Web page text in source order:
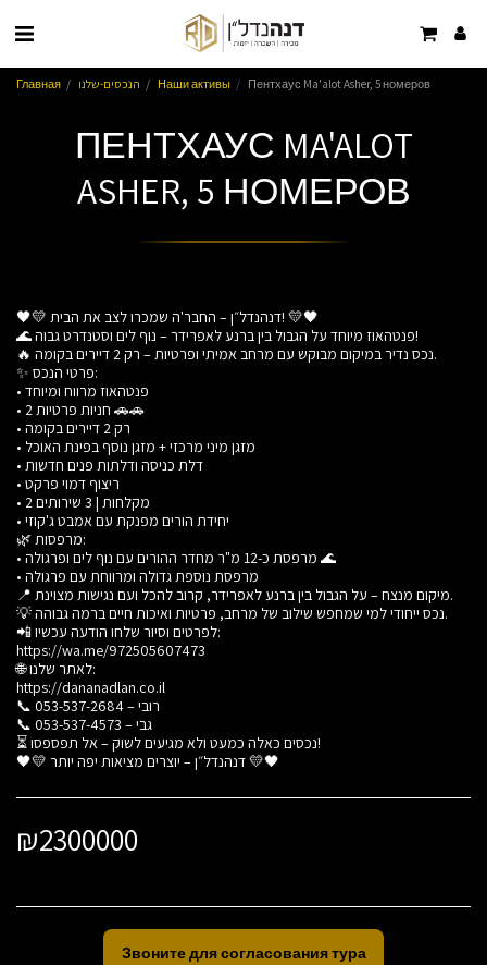
Главная הנכסים-שלנו Наши активы Пентхаус Ma'alot Asher, 5 номеров
ПЕНТХАУС MA'ALOT
ASHER, 5 НОМЕРОВ
🖤💛 דנהנדל״ן – החבר'ה שמכרו לצב את הבית! 💛🖤
🌊 פנטהאוז מיוחד על הגבול בין ברנע לאפרידר – נוף לים וסטנדרט גבוה!
🔥 נכס נדיר במיקום מבוקש עם מרחב אמיתי ופרטיות – רק 2 דיירים בקומה.
✨ פרטי הנכס:
• פנטהאוז מרווח ומיוחד
• 2 חניות פרטיות 🚗🚗
• רק 2 דיירים בקומה
• מזגן מיני מרכזי + מזגן נוסף בפינת האוכל
• דלת כניסה ודלתות פנים חדשות
• ריצוף דמוי פרקט
• 2 מקלחות | 3 שירותים
• יחידת הורים מפנקת עם אמבט ג'קוזי
🌿 מרפסות:
• מרפסת כ-12 מ"ר מחדר ההורים עם נוף לים ופרגולה 🌊
• מרפסת נוספת גדולה ומרווחת עם פרגולה
📍 מיקום מנצח – על הגבול בין ברנע לאפרידר, קרוב להכל ועם נגישות מצוינת.
💡 נכס ייחודי למי שמחפש שילוב של מרחב, פרטיות ואיכות חיים ברמה גבוהה.
📲 לפרטים וסיור שלחו הודעה עכשיו:
https://wa.me/972505607473
🌐 לאתר שלנו:
https://dananadlan.co.il
📞 רובי – 053-537-2684
📞 גבי – 053-537-4573
⏳ נכסים כאלה כמעט ולא מגיעים לשוק – אל תפספסו!
🖤💛 דנהנדל״ן – יוצרים מציאות יפה יותר 💛🖤
₪2300000
Звоните для согласования тура